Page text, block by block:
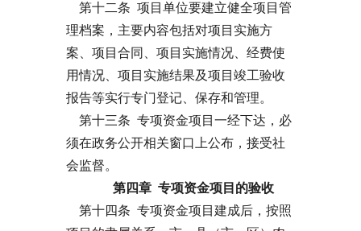
第十二条 项目单位要建立健全项目管
理档案，主要内容包括对项目实施方
案、项目合同、项目实施情况、经费使
用情况、项目实施结果及项目竣工验收
报告等实行专门登记、保存和管理。
第十三条 专项资金项目一经下达，必
须在政务公开相关窗口上公布，接受社
会监督。
第四章 专项资金项目的验收
第十四条 专项资金项目建成后，按照